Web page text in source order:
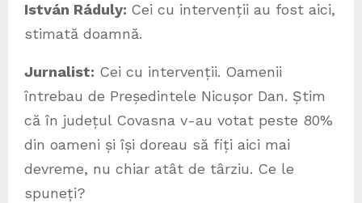
István Ráduly: Cei cu intervenții au fost aici,
stimată doamnă.
Jurnalist: Cei cu intervenții. Oamenii
întrebau de Președintele Nicușor Dan. Știm
că în județul Covasna v-au votat peste 80%
din oameni și își doreau să fiți aici mai
devreme, nu chiar atât de târziu. Ce le
spuneți?